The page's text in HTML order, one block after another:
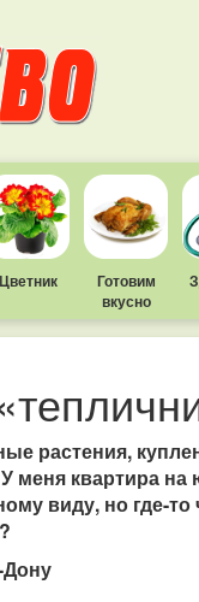
Цветник
Готовим
вкусно
растения,
меня квартира
виду, но где-
Дону